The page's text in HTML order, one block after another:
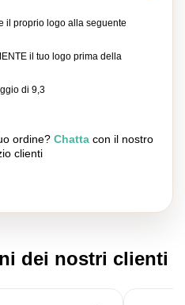
il proprio logo alla seguente
il tuo logo prima della
di 9,3
ordine? Chatta con il nostro
clienti
dei nostri clienti